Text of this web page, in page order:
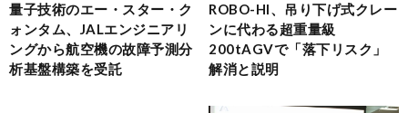
量子技術のエー・スター・ク
ォンタム、JALエンジニアリ
ングから航空機の故障予測分
析基盤構築を受託
ROBO-HI、吊り下げ式クレー
ンに代わる超重量級
200tAGVで「落下リスク」
解消と説明